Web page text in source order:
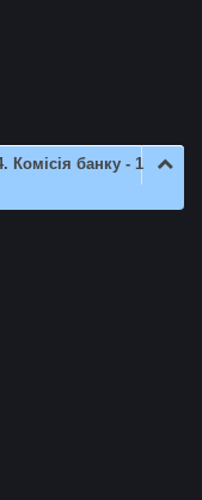
Комісія банку - 1